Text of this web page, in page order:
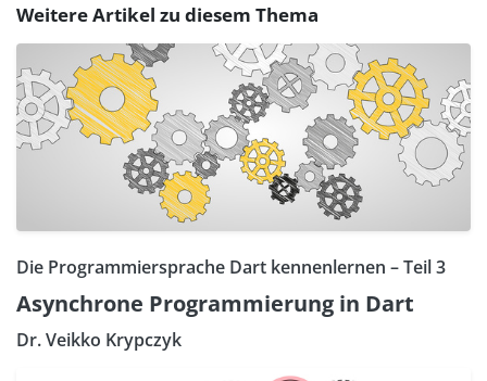
Weitere Artikel zu diesem Thema
Die Programmiersprache Dart kennenlernen – Teil 3
Asynchrone Programmierung in Dart
Dr. Veikko Krypczyk